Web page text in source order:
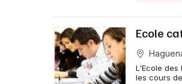
Ecole
L'Ecole des
les cours